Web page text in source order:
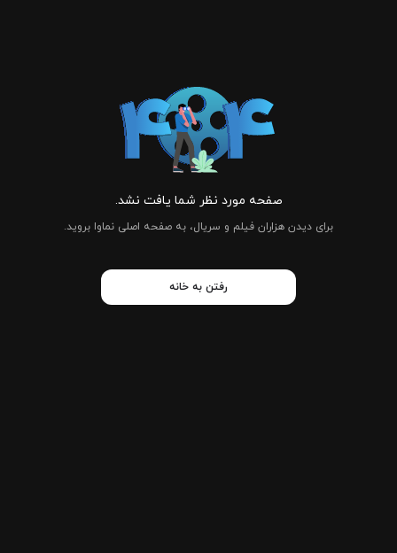
صفحه مورد نظر شما یافت نشد.
برای دیدن هزاران فیلم و سریال، به صفحه اصلی نماوا بروید.
رفتن به خانه